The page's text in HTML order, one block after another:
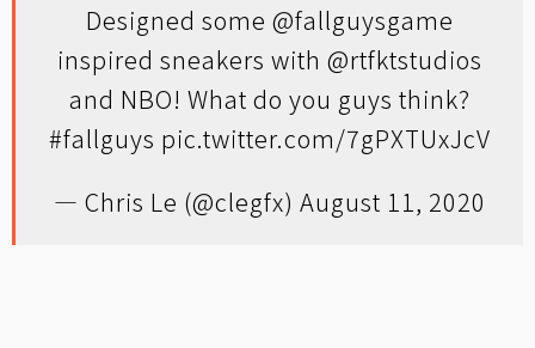
Designed some @fallguysgame
inspired sneakers with @rtfktstudios
and NBO! What do you guys think?
#fallguys pic.twitter.com/7gPXTUxJcV
— Chris Le (@clegfx) August 11, 2020